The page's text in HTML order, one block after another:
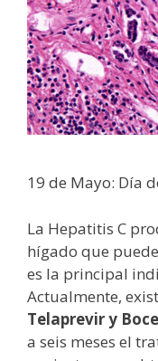
19 de Mayo: Día
La Hepatitis C
hígado que
es la principal
Actualmente,
Telaprevir y
a seis meses el